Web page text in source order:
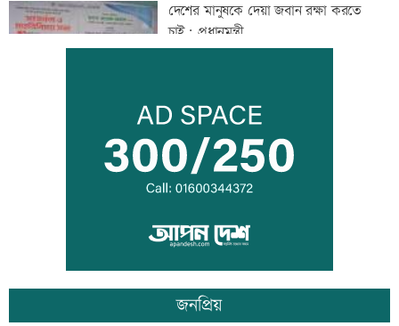
দেশের মানুষকে দেয়া জবান রক্ষা করতে
চাই: প্রধানমন্ত্রী
আদিবাসী দিবসে রাঙামাটিতে বর্ণাঢ্য
শোভাযাত্রা
জেট ফুয়েলের দাম বাড়ল
জনপ্রিয়